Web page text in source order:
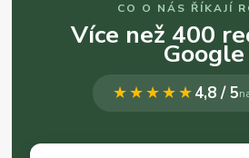
CO O NÁS ŘÍKAJÍ
Více než 400
Google
★★★★★4,8 / 5